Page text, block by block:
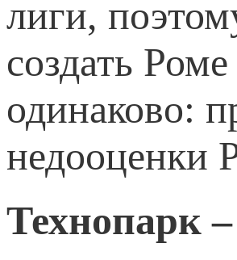
лиги,
создать
одинаково:
недооценки
Технопарк